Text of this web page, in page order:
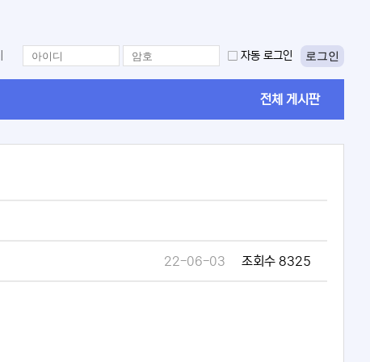
자동 로그인 로그인
전체 게시판
22-06-03 조회수 8325